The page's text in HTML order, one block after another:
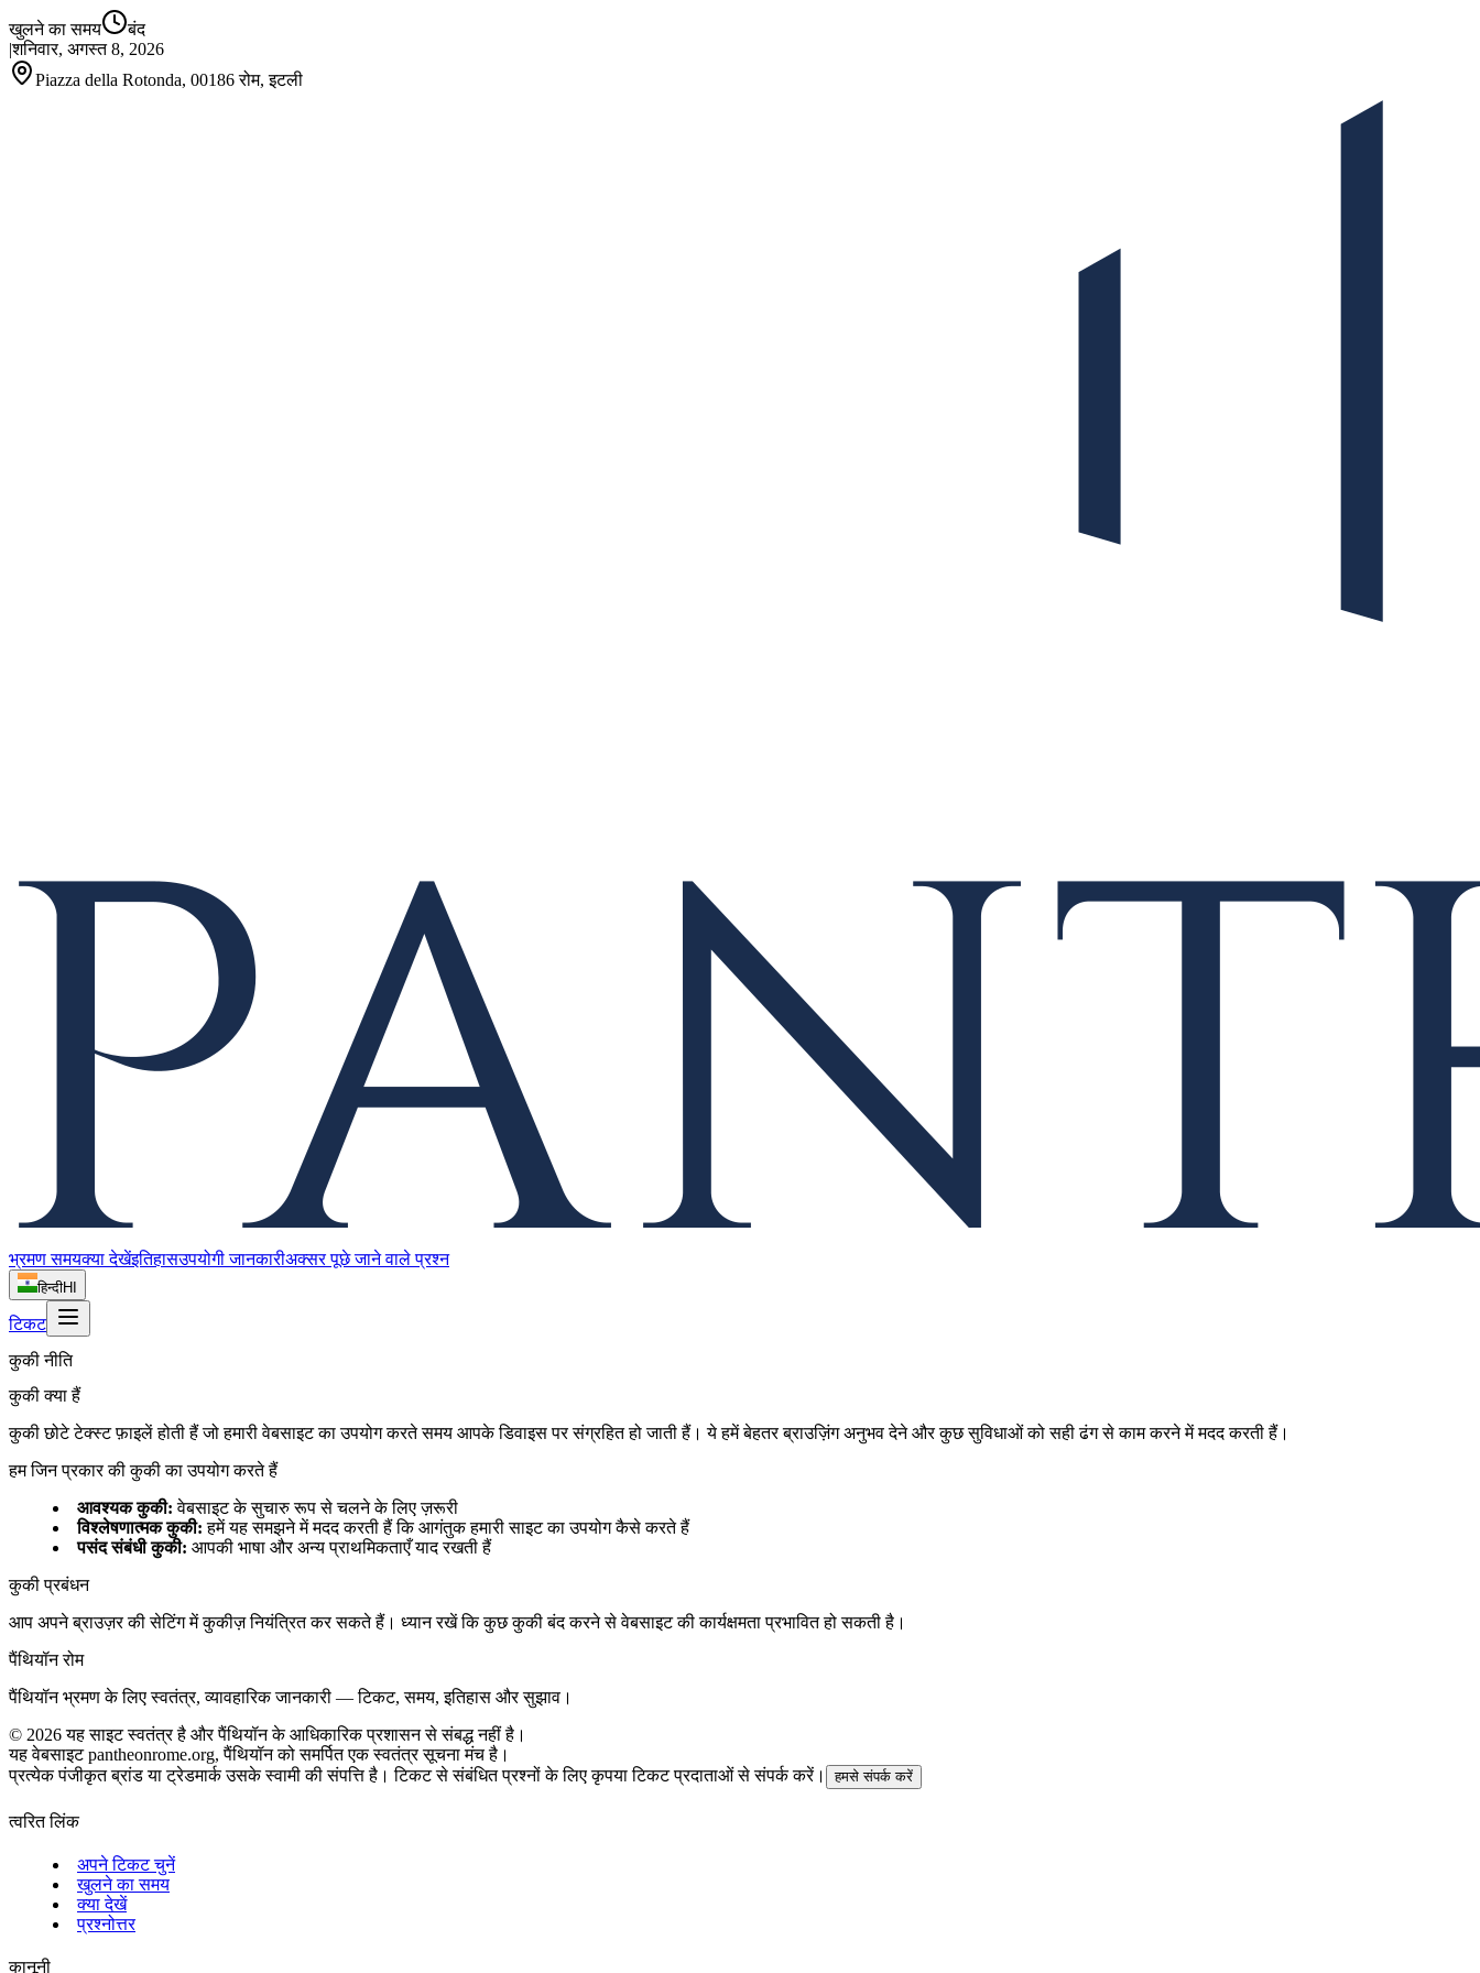
खुलने का समय
बंद
|शनिवार, अगस्त 8, 2026
Piazza della Rotonda, 00186 रोम, इटली
भ्रमण समयक्या देखेंइतिहासउपयोगी जानकारीअक्सर पूछे जाने वाले प्रश्न
हिन्दीHI
टिकट
कुकी नीति
कुकी क्या हैं
कुकी छोटे टेक्स्ट फ़ाइलें होती हैं जो हमारी वेबसाइट का उपयोग करते समय आपके डिवाइस पर संग्रहित हो जाती हैं। ये हमें बेहतर ब्राउज़िंग अनुभव देने और कुछ सुविधाओं को सही ढंग से काम करने में मदद करती हैं।
हम जिन प्रकार की कुकी का उपयोग करते हैं
आवश्यक कुकी: वेबसाइट के सुचारु रूप से चलने के लिए ज़रूरी
विश्लेषणात्मक कुकी: हमें यह समझने में मदद करती हैं कि आगंतुक हमारी साइट का उपयोग कैसे करते हैं
पसंद संबंधी कुकी: आपकी भाषा और अन्य प्राथमिकताएँ याद रखती हैं
कुकी प्रबंधन
आप अपने ब्राउज़र की सेटिंग में कुकीज़ नियंत्रित कर सकते हैं। ध्यान रखें कि कुछ कुकी बंद करने से वेबसाइट की कार्यक्षमता प्रभावित हो सकती है।
पैंथियॉन रोम
पैंथियॉन भ्रमण के लिए स्वतंत्र, व्यावहारिक जानकारी — टिकट, समय, इतिहास और सुझाव।
© 2026 यह साइट स्वतंत्र है और पैंथियॉन के आधिकारिक प्रशासन से संबद्ध नहीं है।
यह वेबसाइट pantheonrome.org, पैंथियॉन को समर्पित एक स्वतंत्र सूचना मंच है।
प्रत्येक पंजीकृत ब्रांड या ट्रेडमार्क उसके स्वामी की संपत्ति है। टिकट से संबंधित प्रश्नों के लिए कृपया टिकट प्रदाताओं से संपर्क करें।
हमसे संपर्क करें
त्वरित लिंक
अपने टिकट चुनें
खुलने का समय
क्या देखें
प्रश्नोत्तर
कानूनी